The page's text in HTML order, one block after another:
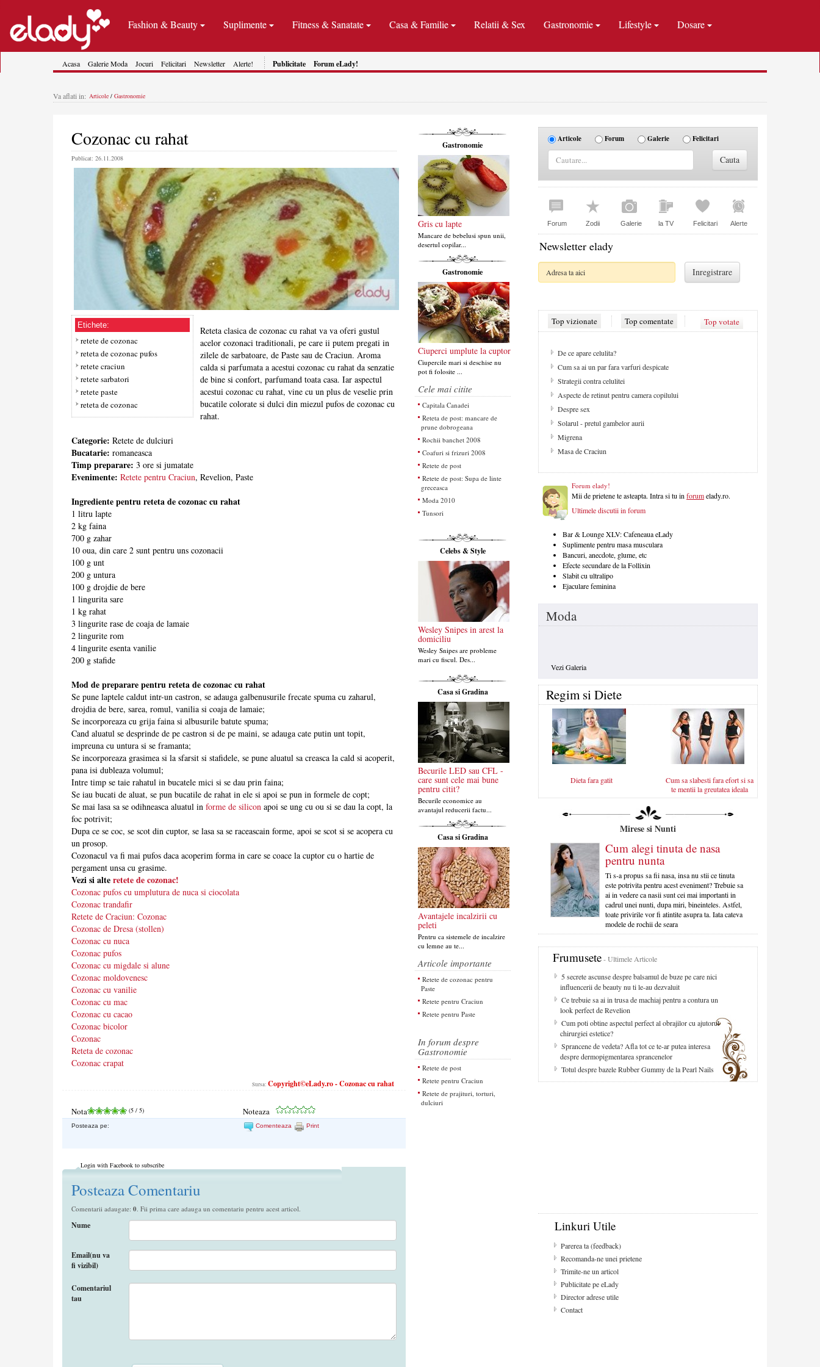
Fashion & Beauty Suplimente Fitness & Sanatate Casa & Familie Relatii & Sex Gastronomie Lifestyle Dosare
Acasa Galerie Moda Jocuri Felicitari Newsletter Alerte! Publicitate Forum eLady!
Va aflati in: Articole / Gastronomie
Cozonac cu rahat
Publicat: 26.11.2008
Etichete:
retete de cozonac
reteta de cozonac pufos
retete craciun
retete sarbatori
retete paste
reteta de cozonac
Reteta clasica de cozonac cu rahat va va oferi gustul
acelor cozonaci traditionali, pe care ii putem pregati in
zilele de sarbatoare, de Paste sau de Craciun. Aroma
calda si parfumata a acestui cozonac cu rahat da senzatie
de bine si confort, parfumand toata casa. Iar aspectul
acestui cozonac cu rahat, vine cu un plus de veselie prin
bucatile colorate si dulci din miezul pufos de cozonac cu
rahat.
Categorie: Retete de dulciuri
Bucatarie: romaneasca
Timp preparare: 3 ore si jumatate
Evenimente: Retete pentru Craciun, Revelion, Paste
Ingrediente pentru reteta de cozonac cu rahat
1 litru lapte
2 kg faina
700 g zahar
10 oua, din care 2 sunt pentru uns cozonacii
100 g unt
200 g untura
100 g drojdie de bere
1 lingurita sare
1 kg rahat
3 lingurite rase de coaja de lamaie
2 lingurite rom
4 lingurite esenta vanilie
200 g stafide
Mod de preparare pentru reteta de cozonac cu rahat
Se pune laptele caldut intr-un castron, se adauga galbenusurile frecate spuma cu zaharul,
drojdia de bere, sarea, romul, vanilia si coaja de lamaie;
Se incorporeaza cu grija faina si albusurile batute spuma;
Cand aluatul se desprinde de pe castron si de pe maini, se adauga cate putin unt topit,
impreuna cu untura si se framanta;
Se incorporeaza grasimea si la sfarsit si stafidele, se pune aluatul sa creasca la cald si acoperit,
pana isi dubleaza volumul;
Intre timp se taie rahatul in bucatele mici si se dau prin faina;
Se iau bucati de aluat, se pun bucatile de rahat in ele si apoi se pun in formele de copt;
Se mai lasa sa se odihneasca aluatul in forme de silicon apoi se ung cu ou si se dau la copt, la
foc potrivit;
Dupa ce se coc, se scot din cuptor, se lasa sa se raceascain forme, apoi se scot si se acopera cu
un prosop.
Cozonacul va fi mai pufos daca acoperim forma in care se coace la cuptor cu o hartie de
pergament unsa cu grasime.
Vezi si alteretete de cozonac!
Cozonac pufos cu umplutura de nuca si ciocolata
Cozonac trandafir
Retete de Craciun: Cozonac
Cozonac de Dresa (stollen)
Cozonac cu nuca
Cozonac pufos
Cozonac cu migdale si alune
Cozonac moldovenesc
Cozonac cu vanilie
Cozonac cu mac
Cozonac cu cacao
Cozonac bicolor
Cozonac
Reteta de cozonac
Cozonac crapat
Sursa: Copyright©eLady.ro - Cozonac cu rahat
Nota (5 / 5) Noteaza
Posteaza pe: Comenteaza Print
Login with Facebook to subscribe
Posteaza Comentariu
Comentarii adaugate: 0 . Fii prima care adauga un comentariu pentru acest articol.
Nume
Email(nu va
fi vizibil)
Comentariul
tau
Gastronomie
Gris cu lapte
Mancare de bebelusi spun unii,
desertul copilar...
Gastronomie
Ciuperci umplute la cuptor
Ciupercile mari si deschise nu
pot fi folosite ...
Cele mai citite
Capitala Canadei
Reteta de post: mancare de
prune dobrogeana
Rochii banchet 2008
Coafuri si frizuri 2008
Retete de post
Retete de post: Supa de linte
greceasca
Moda 2010
Tunsori
Celebs & Style
Wesley Snipes in arest la
domiciliu
Wesley Snipes are probleme
mari cu fiscul. Des...
Casa si Gradina
Becurile LED sau CFL -
care sunt cele mai bune
pentru citit?
Becurile economice au
avantajul reducerii factu...
Casa si Gradina
Avantajele incalzirii cu
peleti
Pentru ca sistemele de incalzire
cu lemne au te...
Articole importante
Retete de cozonac pentru
Paste
Retete pentru Craciun
Retete pentru Paste
In forum despre
Gastronomie
Retete de post
Retete pentru Craciun
Retete de prajituri, torturi,
dulciuri
Articole Forum Galerie Felicitari
Forum Zodii Galerie la TV Felicitari Alerte
Newsletter elady
Top vizionate Top comentate Top votate
De ce apare celulita?
Cum sa ai un par fara varfuri despicate
Strategii contra celulitei
Aspecte de retinut pentru camera copilului
Despre sex
Solarul - pretul gambelor aurii
Migrena
Masa de Craciun
Forum elady!
Mii de prietene te asteapta. Intra si tu inforumelady.ro.
Ultimele discutii in forum
Bar & Lounge XLV: Cafeneaua eLady
Suplimente pentru masa musculara
Bancuri, anecdote, glume, etc
Efecte secundare de la Follixin
Slabit cu ultralipo
Ejaculare feminina
Moda
Vezi Galeria
Regim si Diete
Dieta fara gatit
Cum sa slabesti fara efort si sa
te mentii la greutatea ideala
Mirese si Nunti
Cum alegi tinuta de nasa
pentru nunta
Ti s-a propus sa fii nasa, insa nu stii ce tinuta
este potrivita pentru acest eveniment? Trebuie sa
ai in vedere ca nasii sunt cei mai importanti in
cadrul unei nunti, dupa miri, bineinteles. Astfel,
toate privirile vor fi atintite asupra ta. Iata cateva
modele de rochii de seara
Frumusete- Ultimele Articole
5 secrete ascunse despre balsamul de buze pe care nici
influencerii de beauty nu ti le-au dezvaluit
Ce trebuie sa ai in trusa de machiaj pentru a contura un
look perfect de Revelion
Cum poti obtine aspectul perfect al obrajilor cu ajutorul
chirurgiei estetice?
Sprancene de vedeta? Afla tot ce te-ar putea interesa
despre dermopigmentarea sprancenelor
Totul despre bazele Rubber Gummy de la Pearl Nails
Linkuri Utile
Parerea ta (feedback)
Recomanda-ne unei prietene
Trimite-ne un articol
Publicitate pe eLady
Director adrese utile
Contact